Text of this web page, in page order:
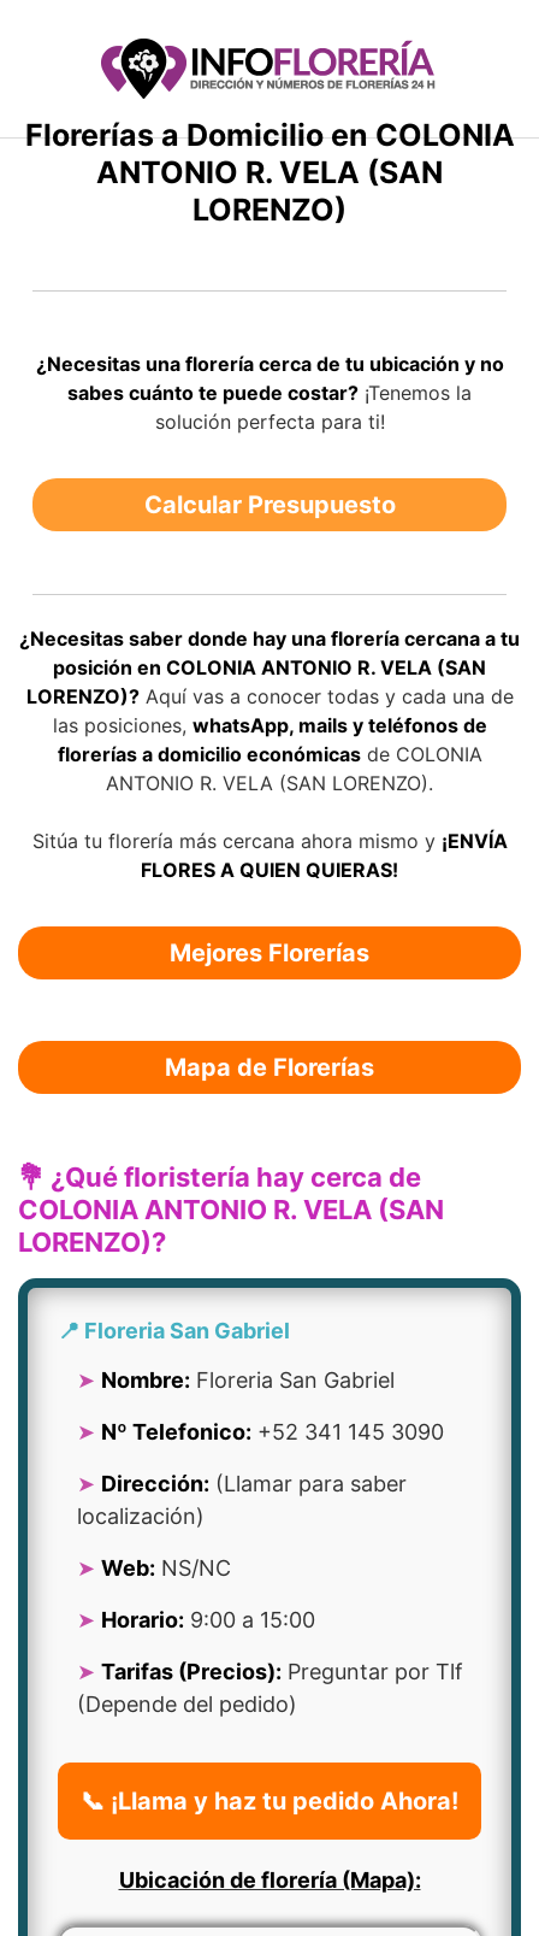
Florerías a Domicilio en COLONIA
ANTONIO R. VELA (SAN
LORENZO)
¿Necesitas una florería cerca de tu ubicación y no
sabes cuánto te puede costar? ¡Tenemos la
solución perfecta para ti!
Calcular Presupuesto
¿Necesitas saber donde hay una florería cercana a tu
posición en COLONIA ANTONIO R. VELA (SAN
LORENZO)?Aquí vas a conocer todas y cada una de
las posiciones, whatsApp, mails y teléfonos de
florerías a domicilio económicasde COLONIA
ANTONIO R. VELA (SAN LORENZO).
Sitúa tu florería más cercana ahora mismo y ¡ENVÍA
FLORES A QUIEN QUIERAS!
Mejores Florerías
Mapa de Florerías
💐 ¿Qué floristería hay cerca de
COLONIA ANTONIO R. VELA (SAN
LORENZO)?
📍 Floreria San Gabriel
Nombre: Floreria San Gabriel
Nº Telefonico: +52 341 145 3090
Dirección: (Llamar para saber
localización)
Web: NS/NC
Horario: 9:00 a 15:00
Tarifas (Precios): Preguntar por Tlf
(Depende del pedido)
📞 ¡Llama y haz tu pedido Ahora!
Ubicación de florería (Mapa):